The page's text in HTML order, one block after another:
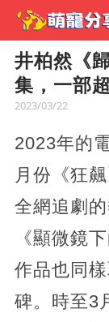
井柏然《
集，一部
2023/03/22
2023年的
月份《狂
全網追劇
《顯微鏡
作品也同
碑。時至3